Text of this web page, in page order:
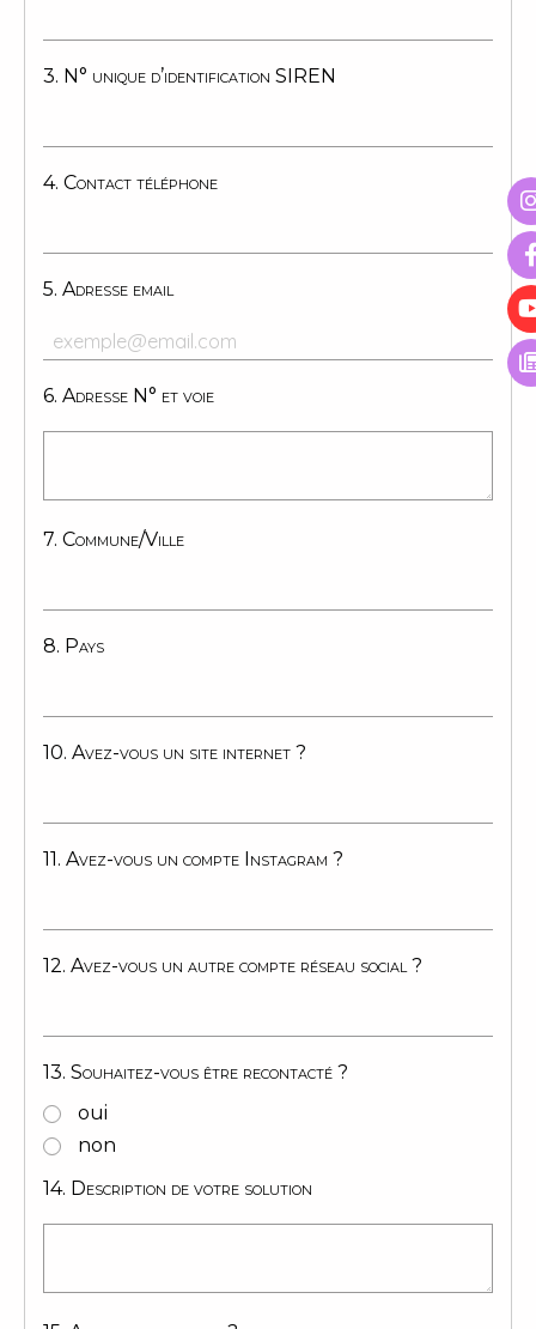
3. N° unique d’identification SIREN
4. Contact téléphone
5. Adresse email
6. Adresse N° et voie
7. Commune/Ville
8. Pays
10. Avez-vous un site internet ?
11. Avez-vous un compte Instagram ?
12. Avez-vous un autre compte réseau social ?
13. Souhaitez-vous être recontacté ?
oui
non
14. Description de votre solution